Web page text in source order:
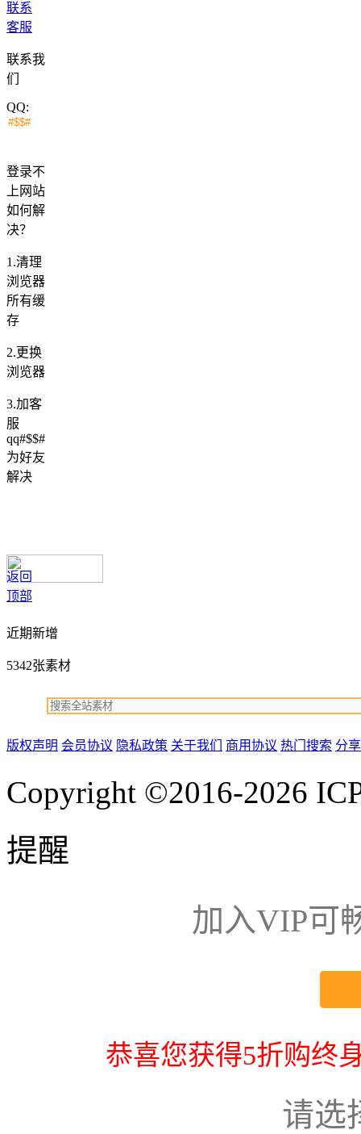
联系
客服
联系我
们
QQ:
登录不
上网站
如何解
决？
1.清理
浏览器
所有缓
存
2.更换
浏览器
3.加客
服
qq#$$#
为好友
解决
返回
顶部
近期新增
5342张素材
版权声明 会员协议 隐私政策 关于我们 商用协议 热门搜索 分
Copyright ©2016-2026
提醒
加入VIP可
恭喜您获得5折购终
请选